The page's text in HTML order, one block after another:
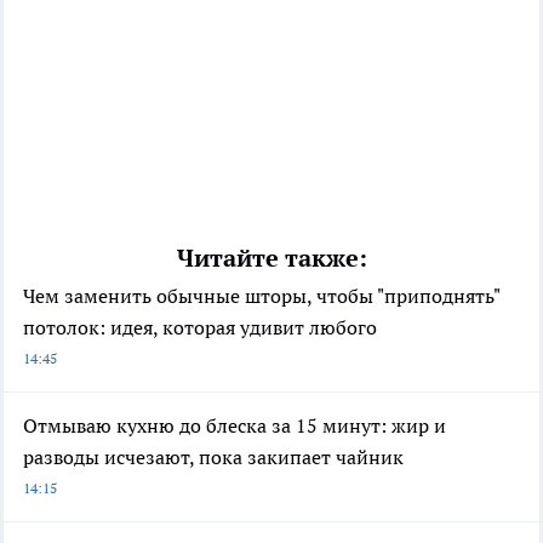
Читайте также:
Чем заменить обычные шторы, чтобы "приподнять"
потолок: идея, которая удивит любого
14:45
Отмываю кухню до блеска за 15 минут: жир и
разводы исчезают, пока закипает чайник
14:15